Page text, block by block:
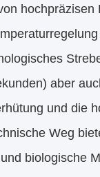
aber
und die
Weg
biologische